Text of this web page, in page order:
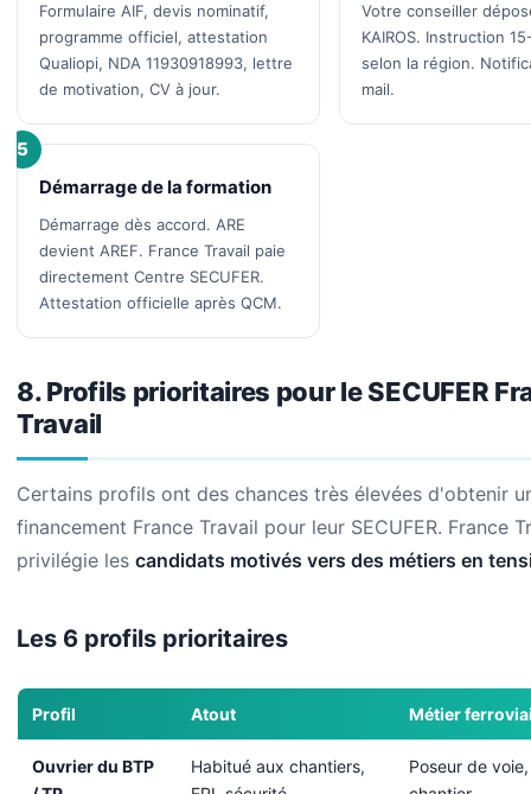
Formulaire AIF, devis nominatif,
programme officiel, attestation
Qualiopi, NDA 11930918993, lettre
de motivation, CV à jour.
Votre conseiller
KAIROS. Instruction
selon la région.
mail.
5
Démarrage de la formation
Démarrage dès accord. ARE
devient AREF. France Travail paie
directement Centre SECUFER.
Attestation officielle après QCM.
8. Profils prioritaires pour le SECUFER
Travail
Certains profils ont des chances très élevées d'obtenir
financement France Travail pour leur SECUFER. France
privilégie les candidats motivés vers des métiers en
Les 6 profils prioritaires
Profil Atout Métier
Ouvrier du BTP
Habitué aux chantiers,
Poseur de